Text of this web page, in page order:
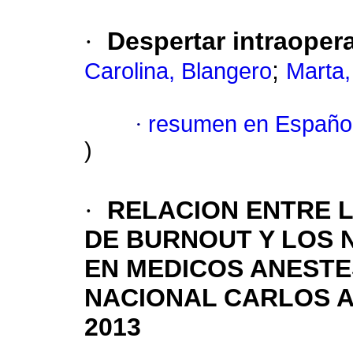
· Despertar
Carolina, Blangero;
· resumen en
)
·
RELACION ENTRE
DE BURNOUT Y LOS
EN MEDICOS
NACIONAL CARLOS
2013